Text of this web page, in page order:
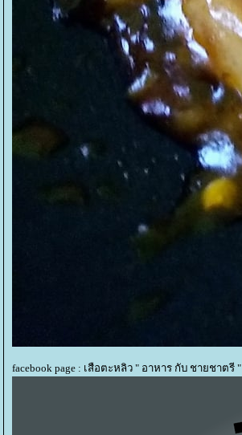
facebook page : เสือตะหลิว " อาหาร กับ ชายชาตรี "